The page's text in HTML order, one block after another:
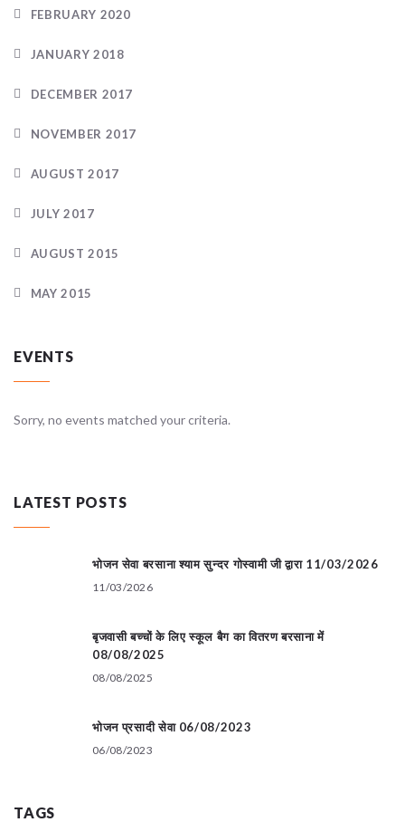
FEBRUARY 2020
JANUARY 2018
DECEMBER 2017
NOVEMBER 2017
AUGUST 2017
JULY 2017
AUGUST 2015
MAY 2015
EVENTS
Sorry, no events matched your criteria.
LATEST POSTS
भोजन सेवा बरसाना श्याम सुन्दर गोस्वामी जी द्वारा 11/03/2026
11/03/2026
बृजवासी बच्चों के लिए स्कूल बैग का वितरण बरसाना में
08/08/2025
08/08/2025
भोजन प्रसादी सेवा 06/08/2023
06/08/2023
TAGS